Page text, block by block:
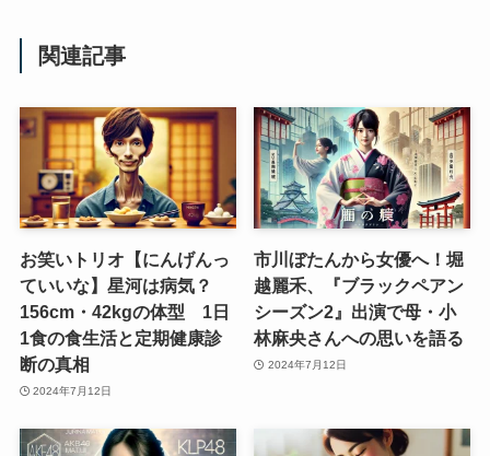
関連記事
お笑いトリオ【にんげんっ
ていいな】星河は病気？
156cm・42kgの体型 1日
1食の食生活と定期健康診
断の真相
2024年7月12日
市川ぼたんから女優へ！堀
越麗禾、『ブラックペアン
シーズン2』出演で母・小
林麻央さんへの思いを語る
2024年7月12日